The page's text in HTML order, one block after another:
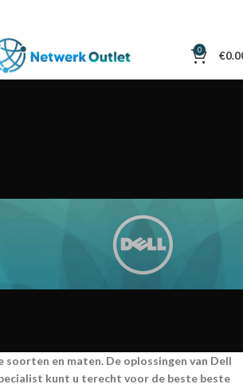
0 €
soorten en maten. De oplossingen van Dell
kunt u terecht voor de beste beste